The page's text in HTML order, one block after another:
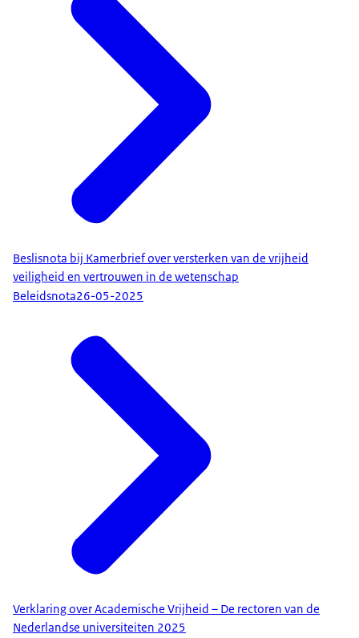
Beslisnota bij Kamerbrief over versterken van de vrijheid
veiligheid en vertrouwen in de wetenschap
Beleidsnota26-05-2025
Verklaring over Academische Vrijheid – De rectoren van de
Nederlandse universiteiten 2025